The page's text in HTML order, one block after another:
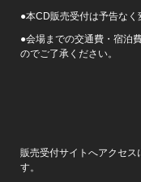
●本CD販売受付は予告なく
●会場までの交通費・宿泊
のでご了承ください。
販売受付サイトへアクセス
す。